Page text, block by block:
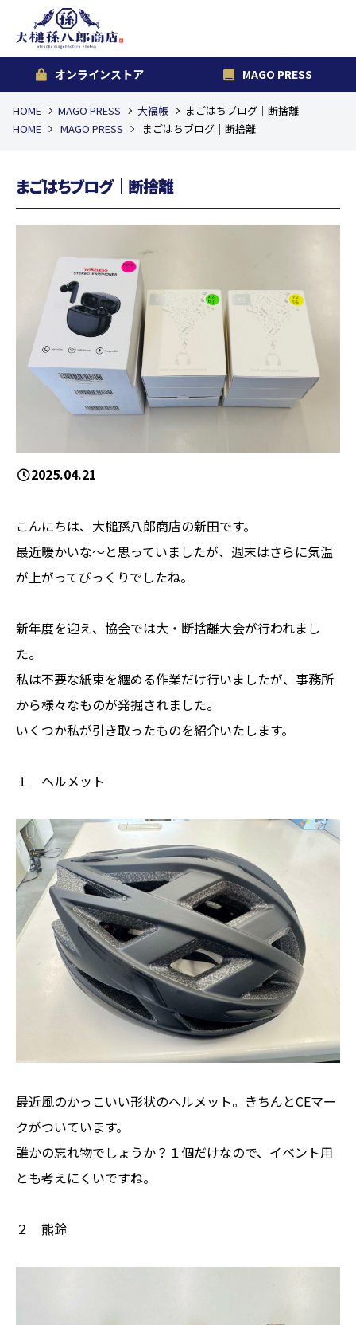
オンラインストア MAGO PRESS
HOME MAGO PRESS 大福帳
まごはちブログ｜断捨離
HOME
MAGO PRESS まごはちブログ｜断捨離
まごはちブログ｜断捨離
2025.04.21
こんにちは、大槌孫八郎商店の新田です。
最近暖かいな～と思っていましたが、週末はさらに気温
が上がってびっくりでしたね。
新年度を迎え、協会では大・断捨離大会が行われまし
た。
私は不要な紙束を纏める作業だけ行いましたが、事務所
から様々なものが発掘されました。
いくつか私が引き取ったものを紹介いたします。
１ ヘルメット
最近風のかっこいい形状のヘルメット。きちんとCEマー
クがついています。
誰かの忘れ物でしょうか？１個だけなので、イベント用
とも考えにくいですね。
２ 熊鈴